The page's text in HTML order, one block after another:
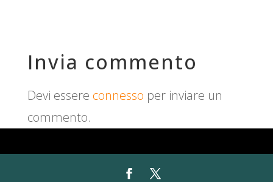
Invia commento
Devi essere connesso per inviare un
commento.